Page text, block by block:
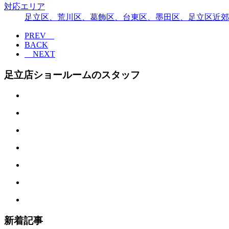
対応エリア
足立区、荒川区、葛飾区、台東区、墨田区、足立区近
PREV
BACK
NEXT
足立店ショールームのスタッフ
新着記事